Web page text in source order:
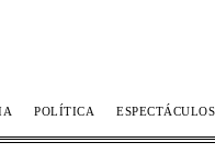
POLÍTICA ESPECTÁCULOS